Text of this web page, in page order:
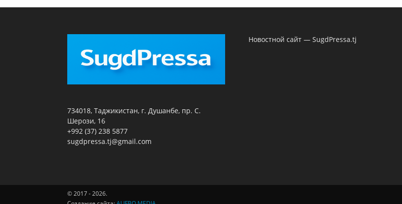
734018, Таджикистан, г. Душанбе, пр. С.
Шерози, 16
+992 (37) 238 5877
sugdpressa.tj@gmail.com
Новостной сайт — SugdPressa.tj
© 2017 - 2026.